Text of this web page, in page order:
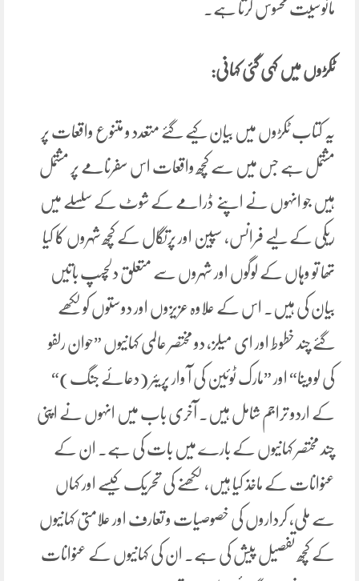
مانوسیت محسوس کرتا ہے۔
ٹکڑوں میں کہی گئی کہانی:
یہ کتاب ٹکڑوں میں بیان کیے گئے متعدد و متنوع واقعات پر
مشتمل ہے جس میں سے کچھ واقعات اس سفرنامے پر مشتمل
ہیں جو انہوں نے اپنے ڈرامے کے شوٹ کے سلسلے میں
ریکی کے لیے فرانس، سپین اور پرتگال کے کچھ شہروں کا کیا
تھا تو وہاں کے لوگوں اور شہروں سے متعلق دلچسپ باتیں
بیان کی ہیں۔ اس کے علاوہ عزیزوں اور دوستوں کو لکھے
گئے چند خطوط اور ای میلز، دو مختصر عالمی کہانیوں ”حوان رلفو
کی لووینا“ اور ”مارک ٹوئین کی آ وار پریئر (دعائے جنگ)“
کے اردو تراجم شامل ہیں۔ آخری باب میں انہوں نے اپنی
چند مختصر کہانیوں کے بارے میں بات کی ہے۔ ان کے
عنوانات کے ماخذ کیا ہیں، لکھنے کی تحریک کیسے اور کہاں
سے ملی، کرداروں کی خصوصیات و تعارف اور علامتی کہانیوں
کے کچھ تفصیل پیش کی ہے۔ ان کی کہانیوں کے عنوانات